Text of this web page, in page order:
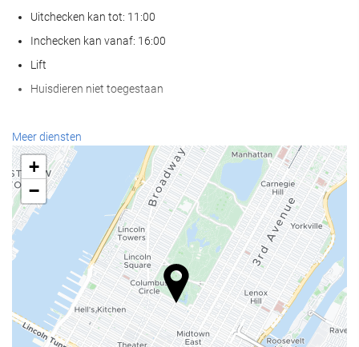
Uitchecken kan tot: 11:00
Inchecken kan vanaf: 16:00
Lift
Huisdieren niet toegestaan
Eten en drinken
À-la-carterestaurant
Koffiebar bij de accommodatie
Receptiediensten
24-uursreceptie
Bagageopslag
Meer diensten
+
−